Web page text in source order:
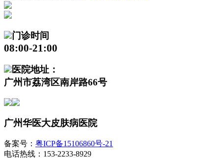
门诊时间
08:00-21:00
医院地址：
广州市荔湾区南岸路66号
广州华医大皮肤病医院
备案号： 粤ICP备15106860号-21
电话热线：153-2233-8929